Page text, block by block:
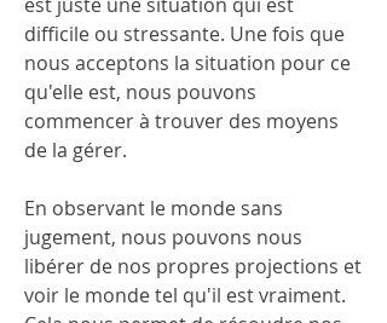
difficile ou stressante. Une fois que
nous acceptons la situation pour ce
qu'elle est, nous pouvons
commencer à trouver des moyens
de la gérer.
En observant le monde sans
jugement, nous pouvons nous
libérer de nos propres projections et
voir le monde tel qu'il est vraiment.